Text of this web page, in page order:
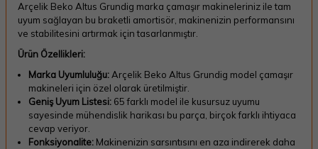
Arçelik Beko Altus Grundig marka çamaşır makineleriniz ile tam
uyum sağlayan bu braketli amortisör, makinenizin performansını
ve stabilitesini artırmak için tasarlanmıştır.
Ürün Özellikleri:
Marka Uyumluluğu:Arçelik Beko Altus Grundig model çamaşır
makineleri için özel olarak üretilmiştir.
Geniş Uyum Listesi: 65 farklı model ile kusursuz uyumu
sayesinde mühendislik harikası bu parça, birçok farklı ihtiyaca
cevap veriyor.
Fonksiyonalite: Makinenizin sarsıntısını en aza indirerek daha